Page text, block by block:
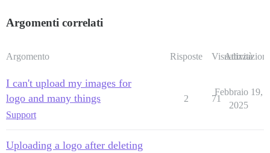
Argomenti correlati
Argomento Risposte Visualizzazioni
Attività
I can't upload my images for
logo and many things
Support
2 71
Febbraio 19,
2025
Uploading a logo after deleting